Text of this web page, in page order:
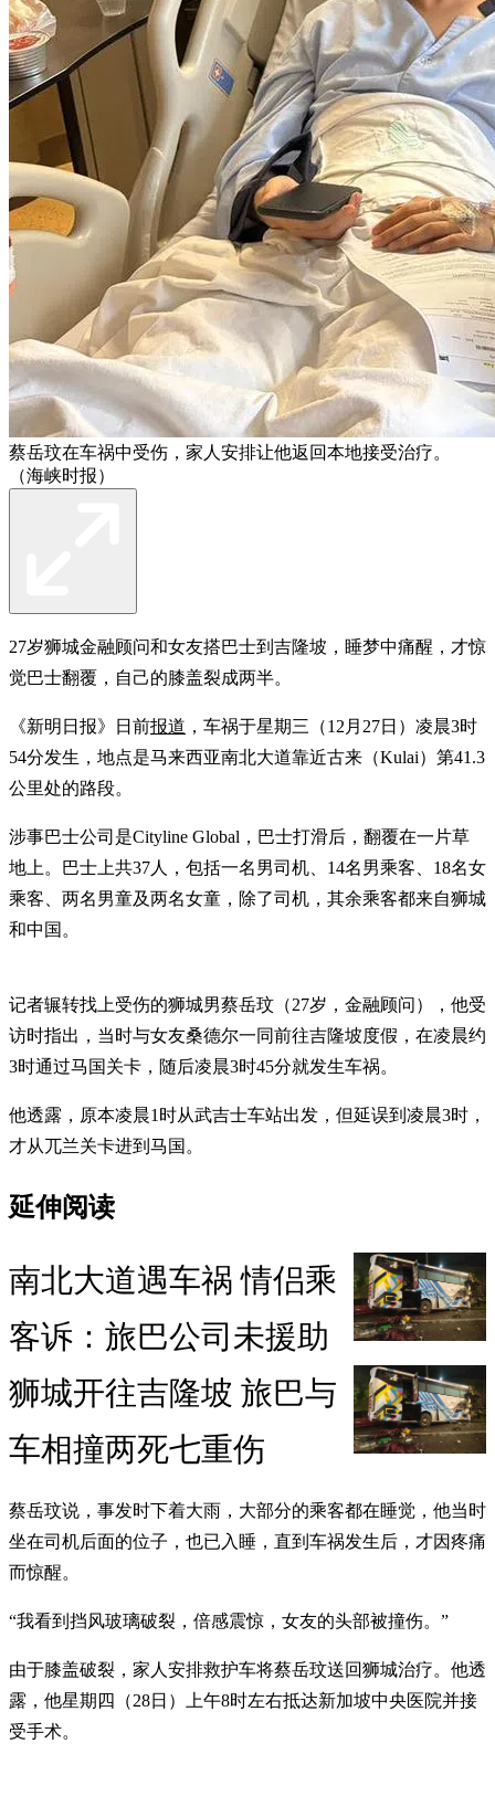
蔡岳玟在车祸中受伤，家人安排让他返回本地接受治疗。
（海峡时报）
27岁狮城金融顾问和女友搭巴士到吉隆坡，睡梦中痛醒，才惊
觉巴士翻覆，自己的膝盖裂成两半。
《新明日报》日前报道 ，车祸于星期三（12月27日）凌晨3时
54分发生，地点是马来西亚南北大道靠近古来（Kulai）第41.3
公里处的路段。
涉事巴士公司是Cityline Global，巴士打滑后，翻覆在一片草
地上。巴士上共37人，包括一名男司机、14名男乘客、18名女
乘客、两名男童及两名女童，除了司机，其余乘客都来自狮城
和中国。
记者辗转找上受伤的狮城男蔡岳玟（27岁，金融顾问），他受
访时指出，当时与女友桑德尔一同前往吉隆坡度假，在凌晨约
3时通过马国关卡，随后凌晨3时45分就发生车祸。
他透露，原本凌晨1时从武吉士车站出发，但延误到凌晨3时，
才从兀兰关卡进到马国。
延伸阅读
南北大道遇车祸 情侣乘
客诉：旅巴公司未援助
狮城开往吉隆坡 旅巴与
车相撞两死七重伤
蔡岳玟说，事发时下着大雨，大部分的乘客都在睡觉，他当时
坐在司机后面的位子，也已入睡，直到车祸发生后，才因疼痛
而惊醒。
“我看到挡风玻璃破裂，倍感震惊，女友的头部被撞伤。”
由于膝盖破裂，家人安排救护车将蔡岳玟送回狮城治疗。他透
露，他星期四（28日）上午8时左右抵达新加坡中央医院并接
受手术。